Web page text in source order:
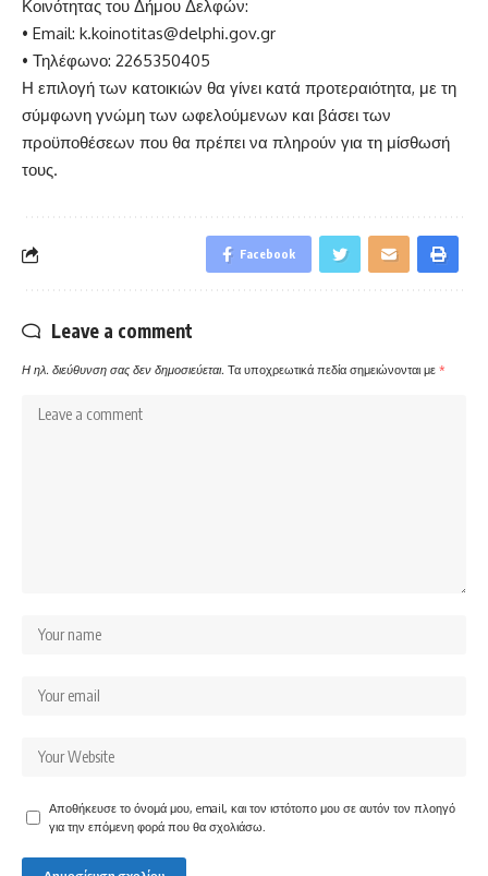
Κοινότητας του Δήμου Δελφών:
• Email: k.koinotitas@delphi.gov.gr
• Τηλέφωνο: 2265350405
Η επιλογή των κατοικιών θα γίνει κατά προτεραιότητα, με τη
σύμφωνη γνώμη των ωφελούμενων και βάσει των
προϋποθέσεων που θα πρέπει να πληρούν για τη μίσθωσή
τους.
Facebook
Leave a comment
Η ηλ. διεύθυνση σας δεν δημοσιεύεται. Τα υποχρεωτικά πεδία σημειώνονται με *
Αποθήκευσε το όνομά μου, email, και τον ιστότοπο μου σε αυτόν τον πλοηγό
για την επόμενη φορά που θα σχολιάσω.